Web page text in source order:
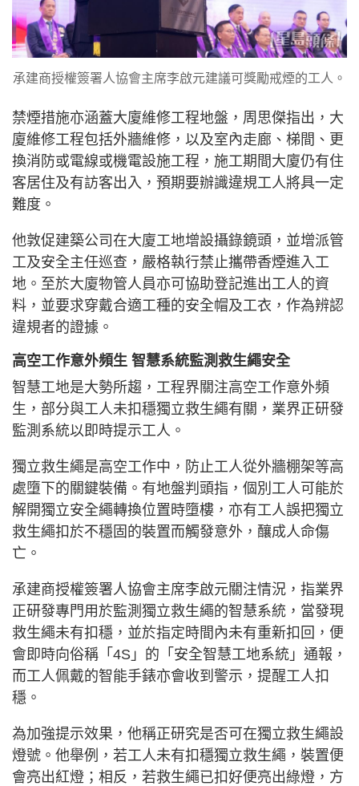
承建商授權簽署人協會主席李啟元建議可獎勵戒煙的工人。
禁煙措施亦涵蓋大廈維修工程地盤，周思傑指出，大
廈維修工程包括外牆維修，以及室內走廊、梯間、更
換消防或電線或機電設施工程，施工期間大廈仍有住
客居住及有訪客出入，預期要辦識違規工人將具一定
難度。
他敦促建築公司在大廈工地增設攝錄鏡頭，並增派管
工及安全主任巡查，嚴格執行禁止攜帶香煙進入工
地。至於大廈物管人員亦可協助登記進出工人的資
料，並要求穿戴合適工種的安全帽及工衣，作為辨認
違規者的證據。
高空工作意外頻生 智慧系統監測救生繩安全
智慧工地是大勢所趨，工程界關注高空工作意外頻
生，部分與工人未扣穩獨立救生繩有關，業界正研發
監測系統以即時提示工人。
獨立救生繩是高空工作中，防止工人從外牆棚架等高
處墮下的關鍵裝備。有地盤判頭指，個別工人可能於
解開獨立安全繩轉換位置時墮樓，亦有工人誤把獨立
救生繩扣於不穩固的裝置而觸發意外，釀成人命傷
亡。
承建商授權簽署人協會主席李啟元關注情況，指業界
正研發專門用於監測獨立救生繩的智慧系統，當發現
救生繩未有扣穩，並於指定時間內未有重新扣回，便
會即時向俗稱「4S」的「安全智慧工地系統」通報，
而工人佩戴的智能手錶亦會收到警示，提醒工人扣
穩。
為加強提示效果，他稱正研究是否可在獨立救生繩設
燈號。他舉例，若工人未有扣穩獨立救生繩，裝置便
會亮出紅燈；相反，若救生繩已扣好便亮出綠燈，方